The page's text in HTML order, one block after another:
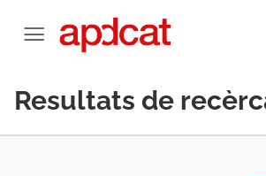
Resultats de